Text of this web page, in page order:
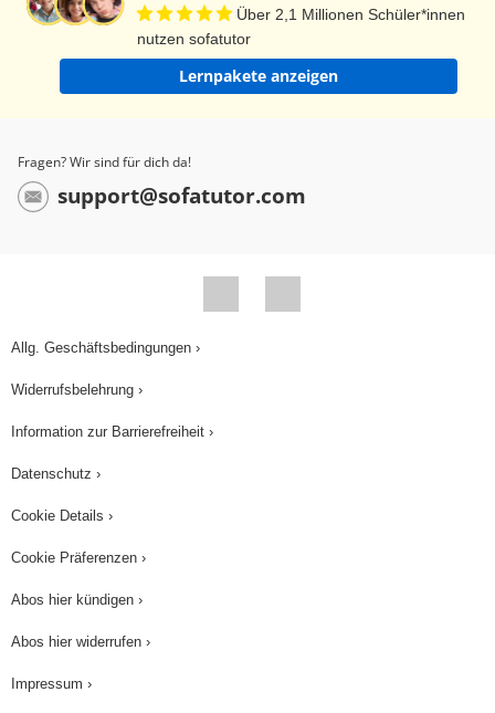
Über 2,1 Millionen Schüler*innen
nutzen sofatutor
Lernpakete anzeigen
Fragen? Wir sind für dich da!
support@sofatutor.com
Allg. Geschäftsbedingungen ›
Widerrufsbelehrung ›
Information zur Barrierefreiheit ›
Datenschutz ›
Cookie Details ›
Cookie Präferenzen ›
Abos hier kündigen ›
Abos hier widerrufen ›
Impressum ›